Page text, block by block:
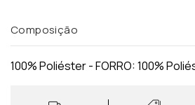
Composição
100% Poliéster - FORRO: 100%